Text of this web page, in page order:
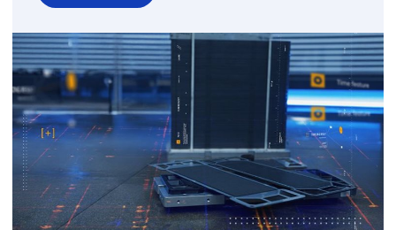
over
Batterijtechnologie;
4
ontwikkelingen
volgens
het
batterijlab